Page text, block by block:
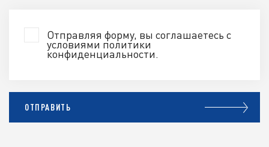
Отправляя форму, вы соглашаетесь с
условиями политики
конфиденциальности.
ОТПРАВИТЬ